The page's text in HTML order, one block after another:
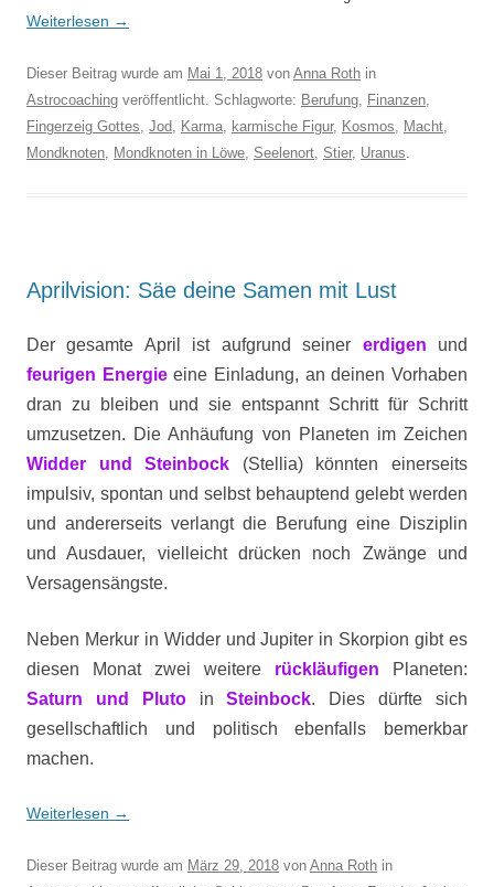
Weiterlesen →
Dieser Beitrag wurde am Mai 1, 2018 von Anna Roth in
Astrocoaching veröffentlicht. Schlagworte: Berufung, Finanzen,
Fingerzeig Gottes, Jod, Karma, karmische Figur, Kosmos, Macht,
Mondknoten, Mondknoten in Löwe, Seelenort, Stier, Uranus.
Aprilvision: Säe deine Samen mit Lust
Der gesamte April ist aufgrund seiner erdigen und
feurigen Energieeine Einladung, an deinen Vorhaben
dran zu bleiben und sie entspannt Schritt für Schritt
umzusetzen. Die Anhäufung von Planeten im Zeichen
Widder und Steinbock (Stellia) könnten einerseits
impulsiv, spontan und selbst behauptend gelebt werden
und andererseits verlangt die Berufung eine Disziplin
und Ausdauer, vielleicht drücken noch Zwänge und
Versagensängste.
Neben Merkur in Widder und Jupiter in Skorpion gibt es
diesen Monat zwei weitere rückläufigen Planeten:
Saturn und PlutoinSteinbock. Dies dürfte sich
gesellschaftlich und politisch ebenfalls bemerkbar
machen.
Weiterlesen →
Dieser Beitrag wurde am März 29, 2018 von Anna Roth in